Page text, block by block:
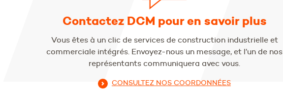
Contactez DCM pour en savoir plus
Vous êtes à un clic de services de construction industrielle et
commerciale intégrés. Envoyez-nous un message, et l’un de nos
représentants communiquera avec vous.
CONSULTEZ NOS COORDONNÉES